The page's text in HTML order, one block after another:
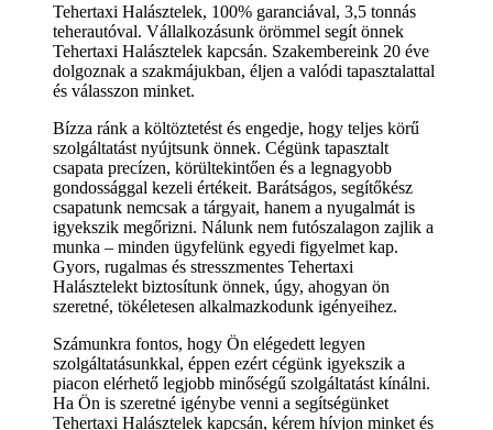
Tehertaxi Halásztelek, 100% garanciával, 3,5 tonnás
teherautóval. Vállalkozásunk örömmel segít önnek
Tehertaxi Halásztelek kapcsán. Szakembereink 20 éve
dolgoznak a szakmájukban, éljen a valódi tapasztalattal
és válasszon minket.
Bízza ránk a költöztetést és engedje, hogy teljes körű
szolgáltatást nyújtsunk önnek. Cégünk tapasztalt
csapata precízen, körültekintően és a legnagyobb
gondossággal kezeli értékeit. Barátságos, segítőkész
csapatunk nemcsak a tárgyait, hanem a nyugalmát is
igyekszik megőrizni. Nálunk nem futószalagon zajlik a
munka – minden ügyfelünk egyedi figyelmet kap.
Gyors, rugalmas és stresszmentes Tehertaxi
Halásztelekt biztosítunk önnek, úgy, ahogyan ön
szeretné, tökéletesen alkalmazkodunk igényeihez.
Számunkra fontos, hogy Ön elégedett legyen
szolgáltatásunkkal, éppen ezért cégünk igyekszik a
piacon elérhető legjobb minőségű szolgáltatást kínálni.
Ha Ön is szeretné igénybe venni a segítségünket
Tehertaxi Halásztelek kapcsán, kérem hívjon minket és